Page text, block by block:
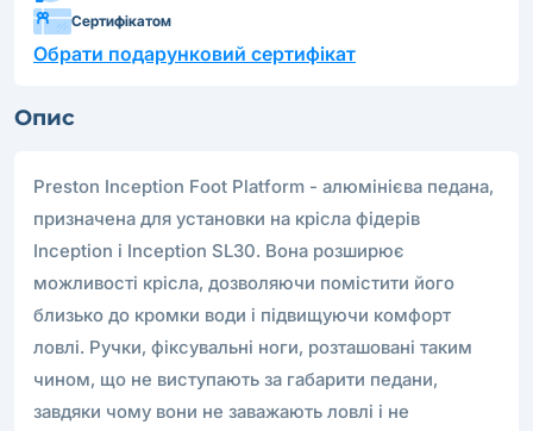
Сертифікатом
Обрати подарунковий сертифікат
Опис
Preston Inception Foot Platform - алюмінієва педана,
призначена для установки на крісла фідерів
Inception і Inception SL30. Вона розширює
можливості крісла, дозволяючи помістити його
близько до кромки води і підвищуючи комфорт
ловлі. Ручки, фіксувальні ноги, розташовані таким
чином, що не виступають за габарити педани,
завдяки чому вони не заважають ловлі і не